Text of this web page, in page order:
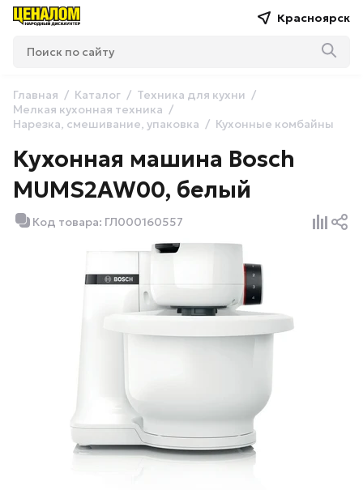
Красноярск
Главная Каталог
Техника для кухни
Мелкая кухонная техника
Нарезка, смешивание, упаковка
Кухонные комбайны
Кухонная машина Bosch
MUMS2AW00, белый
Код товара: ГЛ000160557